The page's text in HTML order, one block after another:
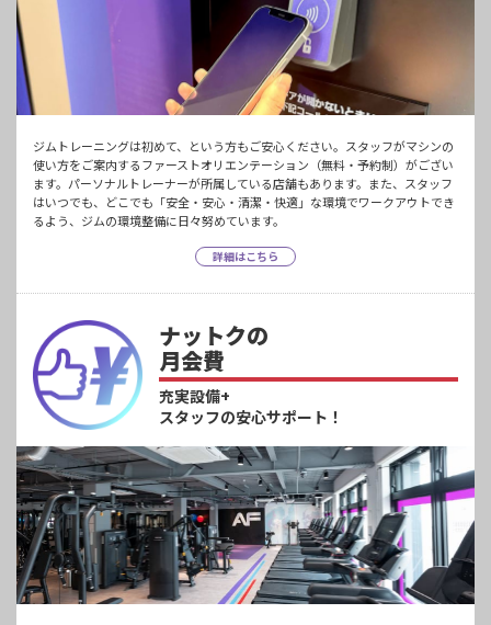
ジムトレーニングは初めて、という方もご安心ください。スタッフがマシンの
使い方をご案内するファーストオリエンテーション（無料・予約制）がござい
ます。パーソナルトレーナーが所属している店舗もあります。また、スタッフ
はいつでも、どこでも「安全・安心・清潔・快適」な環境でワークアウトでき
るよう、ジムの環境整備に日々努めています。
詳細はこちら
ナットクの
月会費
充実設備+
スタッフの安心サポート！